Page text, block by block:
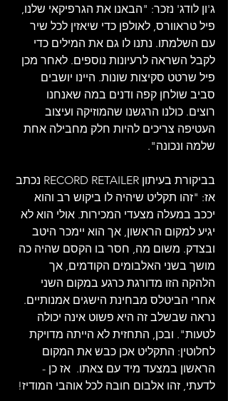
ג'ון לודג' נזכר: "הבאנו את הגרפיקאי שלנו,
פיל טראוורס, לאולפן כדי שיאזין לכל שיר
עם השלמתו. נתנו לו גם את המילים כדי
לקבל השראה לרעיונות נוספים. לאחר מכן
פיל שרטט סקיצות שונות. היינו יושבים
סביב שולחן קפה ודנים במה שאנחנו
רוצים. כולנו הרגשנו שהמוזיקה ועיצוב
העטיפה צריכים להיות חלק מחבילה אחת
שלמה ונכונה".
בביקורת בעיתון RECORD RETAILER נכתב
אז: "זהו תקליט שיהיה לו ביקוש רב והוא
יככב במעלה מצעדי המכירות. אולי הוא לא
יגיע למקום הראשון, אך הוא יימכר היטב
ובצדק. משום מה, חסר בו הקסם שהיה כה
מושך בשני האלבומים הקודמים, אך
הלהקה הזו מדורגת כרגע במקום השני
אחרי הביטלס מבחינת הישגים אמנותיים.
נראה שבשלב זה היא פשוט אינה יכולה
לטעות". ובכן, התחזית לא הייתה מדויקת
לחלוטין: התקליט אכן כבש את המקום
הראשון במצעד מיד עם צאתו.  אז כן -
לדעתי, זהו אלבום חובה לכל אוהבי המודיז!